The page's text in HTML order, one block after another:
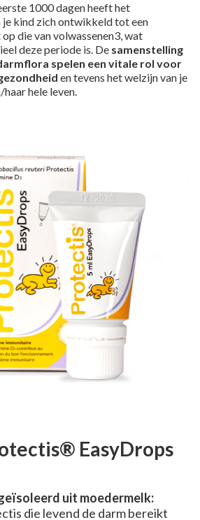
1000 dagen heeft het
kind zich ontwikkeld tot een
die van volwassenen3, wat
deze periode is. De samenstelling
spelen een vitale rol voor
en tevens het welzijn van je
hele leven.
EasyDrops
uit moedermelk:
die levend de darm bereikt